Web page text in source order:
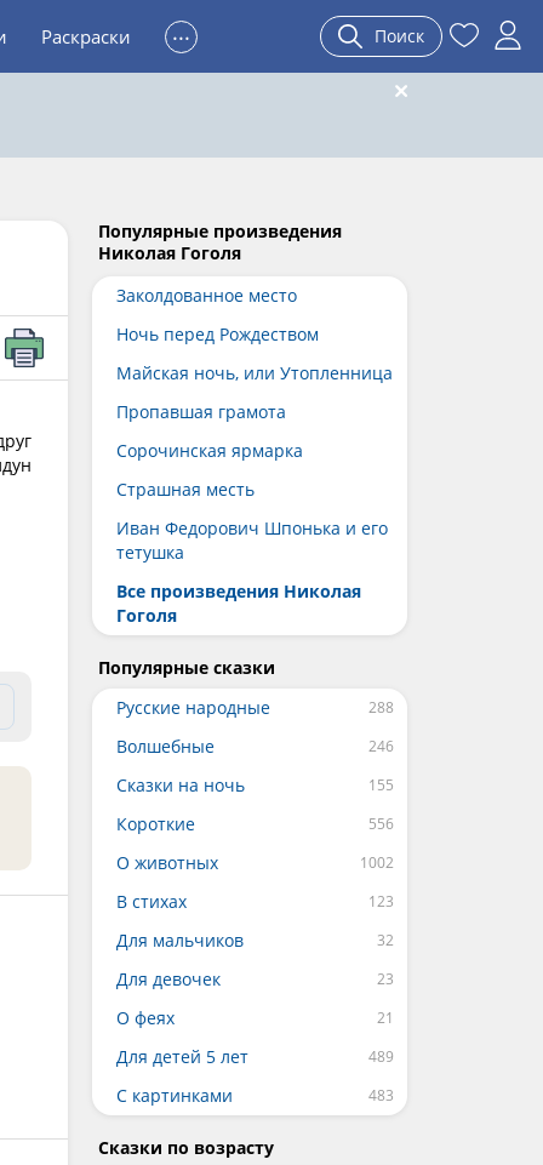
Раскраски ... Поиск
Популярные произведения
Николая Гоголя
Заколдованное место
Ночь перед Рождеством
Майская ночь, или Утопленница
Пропавшая грамота
Сорочинская ярмарка
Страшная месть
Иван Федорович Шпонька и его
тетушка
Все произведения Николая
Гоголя
Популярные сказки
Русские народные
Волшебные
Сказки на ночь
Короткие
О животных
В стихах
Для мальчиков
Для девочек
О феях
Для детей 5 лет
С картинками
Сказки по возрасту